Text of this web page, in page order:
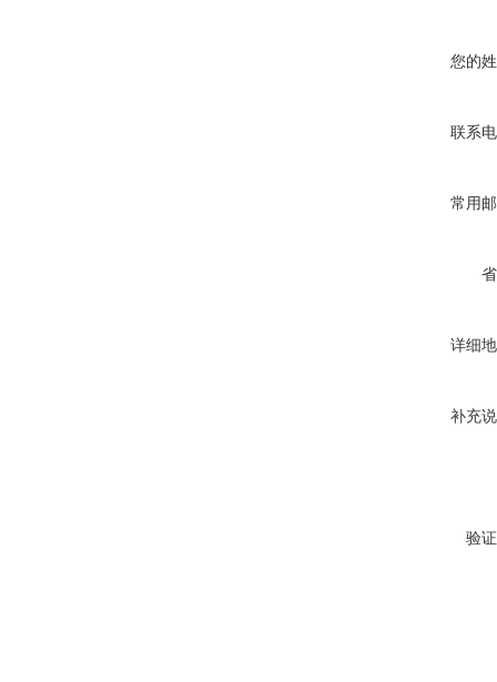
您的
联系
常用
详细
补充
验